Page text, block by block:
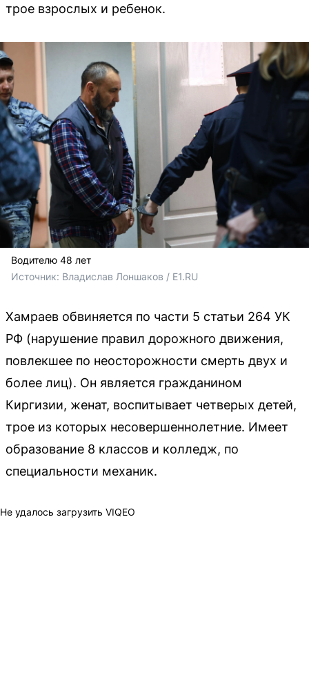
трое взрослых и ребенок.
Водителю 48 лет
Источник: Владислав Лоншаков / E1.RU
Хамраев обвиняется по части 5 статьи 264 УК
РФ (нарушение правил дорожного движения,
повлекшее по неосторожности смерть двух и
более лиц). Он является гражданином
Киргизии, женат, воспитывает четверых детей,
трое из которых несовершеннолетние. Имеет
образование 8 классов и колледж, по
специальности механик.
Не удалось загрузить VIQEO